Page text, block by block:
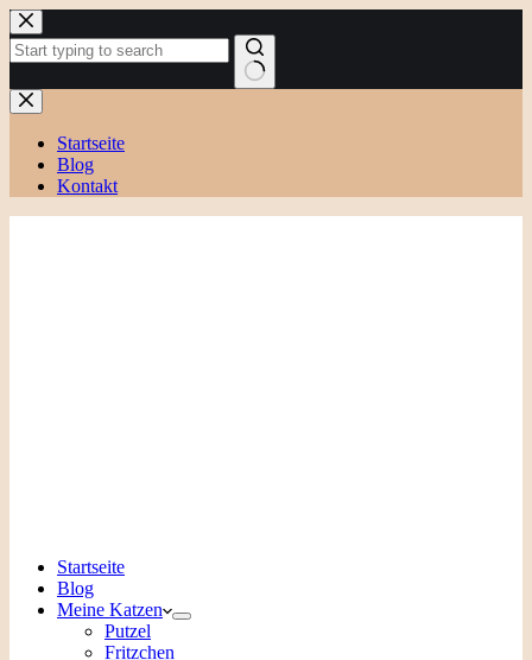
Zum
Inhalt
springen
Keine
Ergebnisse
Startseite
Blog
Kontakt
Startseite
Blog
Meine Katzen
Putzel
Fritzchen